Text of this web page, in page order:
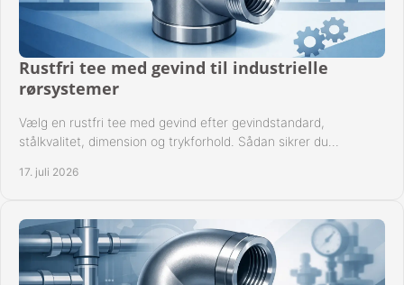
Rustfri tee med gevind til industrielle
rørsystemer
Vælg en rustfri tee med gevind efter gevindstandard,
stålkvalitet, dimension og trykforhold. Sådan sikrer du
17. juli 2026